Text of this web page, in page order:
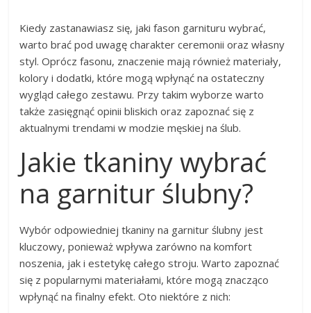
Kiedy zastanawiasz się, jaki fason garnituru wybrać,
warto brać pod uwagę charakter ceremonii oraz własny
styl. Oprócz fasonu, znaczenie mają również materiały,
kolory i dodatki, które mogą wpłynąć na ostateczny
wygląd całego zestawu. Przy takim wyborze warto
także zasięgnąć opinii bliskich oraz zapoznać się z
aktualnymi trendami w modzie męskiej na ślub.
Jakie tkaniny wybrać
na garnitur ślubny?
Wybór odpowiedniej tkaniny na garnitur ślubny jest
kluczowy, ponieważ wpływa zarówno na komfort
noszenia, jak i estetykę całego stroju. Warto zapoznać
się z popularnymi materiałami, które mogą znacząco
wpłynąć na finalny efekt. Oto niektóre z nich: